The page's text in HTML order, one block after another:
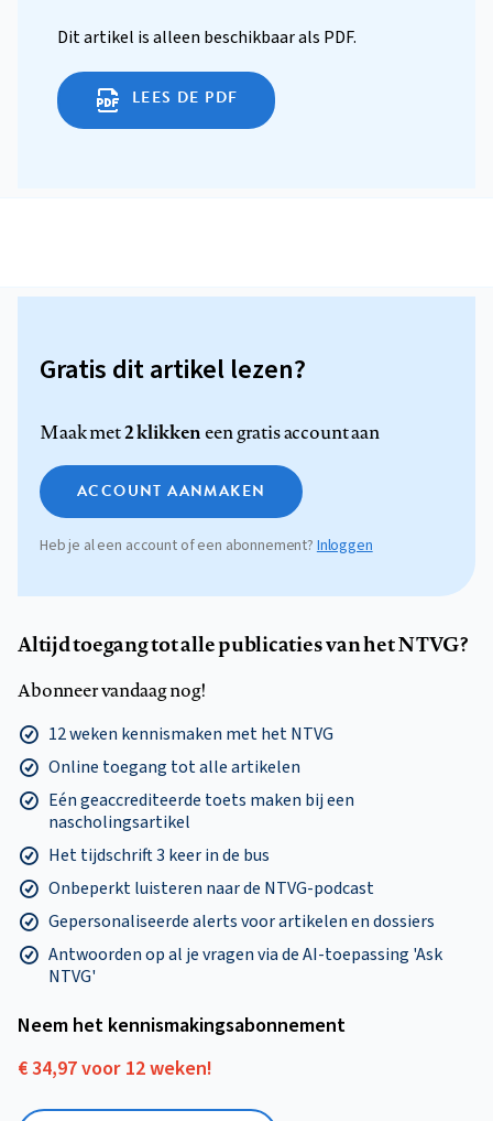
Dit artikel is alleen beschikbaar als PDF.
LEES DE PDF
Gratis dit artikel lezen?
Maak met2 klikkeneen gratis account aan
ACCOUNT AANMAKEN
Heb je al een account of een abonnement? Inloggen
Altijd toegang tot alle publicaties van het NTVG?
Abonneer vandaag nog!
12 weken kennismaken met het NTVG
Online toegang tot alle artikelen
Eén geaccrediteerde toets maken bij een
nascholingsartikel
Het tijdschrift 3 keer in de bus
Onbeperkt luisteren naar de NTVG-podcast
Gepersonaliseerde alerts voor artikelen en dossiers
Antwoorden op al je vragen via de AI-toepassing 'Ask
NTVG'
Neem het kennismakings­abonnement
€ 34,97 voor 12 weken!